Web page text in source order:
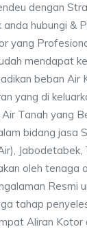
dengan
anda hubungi &
yang
mendapat
beban Air
yang di
Tanah yang
bidang jasa
oleh tenaga
Resmi
tahap
Aliran Kotor